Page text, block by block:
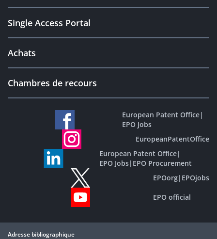
Single Access Portal
Achats
Chambres de recours
European Patent Office|
EPO Jobs
EuropeanPatentOffice
European Patent Office|
EPO Jobs| EPO Procurement
EPOorg| EPOjobs
EPO official
Adresse bibliographique